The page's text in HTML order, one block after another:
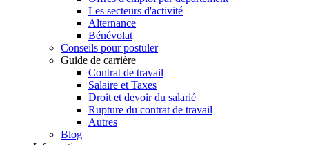
Les secteurs d'activité
Alternance
Bénévolat
Conseils pour postuler
Guide de carrière
Contrat de travail
Salaire et Taxes
Droit et devoir du salarié
Rupture du contrat de travail
Autres
Blog